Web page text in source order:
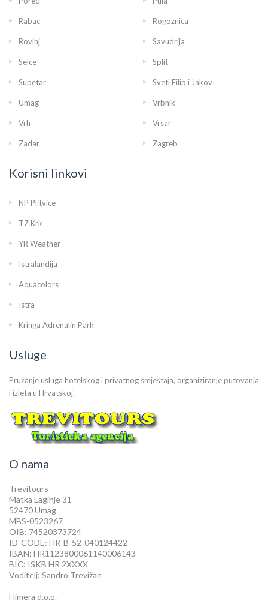
Rabac Rogoznica
Rovinj Savudrija
Selce Split
Supetar Sveti Filip i Jakov
Umag Vrbnik
Vrh Vrsar
Zadar Zagreb
Korisni linkovi
NP Plitvice
TZ Krk
YR Weather
Istralandija
Aquacolors
Istra
Kringa Adrenalin Park
Usluge
Pružanje usluga hotelskog i privatnog smještaja, organiziranje putovanja
i izleta u Hrvatskoj.
O nama
Trevitours
Matka Laginje 31
52470 Umag
MBS-0523267
OIB: 74520373724
ID-CODE: HR-B-52-040124422
IBAN: HR1123800061140006143
BIC: ISKB HR 2XXXX
Voditelj: Sandro Trevižan
Himera d.o.o.